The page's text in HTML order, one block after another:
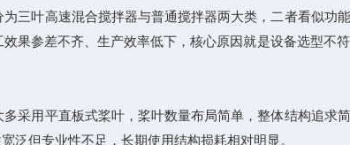
叶高速混合搅拌器与普通搅拌器两大类，二者看似功
果参差不齐、生产效率低下，核心原因就是设备选型不
用平直板式桨叶，桨叶数量布局简单，整体结构追求
泛但专业性不足，长期使用结构损耗相对明显。